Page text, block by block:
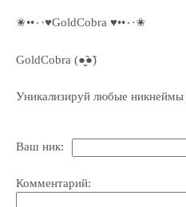
✬••٠·♥GoldCobra ♥••٠·✬
GoldCobra (●̮̮̃●̃)
Уникализируй любые никнеймы
Ваш ник:
Комментарий: